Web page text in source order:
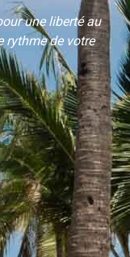
une liberté au
rythme de votre